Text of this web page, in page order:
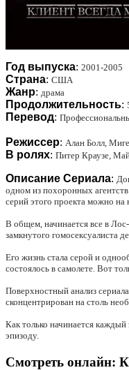
Год выпуска: 2001-2005
Страна: США
Жанр: драма
Продолжительность:
Перевод:
Режиссер: Алан Болл,
В ролях: Питер Краузе,
Описание Сериала:
одном из похоронных
серий этого проекта можно
В общем, начинается все в
замкнутого гомосексуалиста
Его жизнь стала серой и
состоялось в самолете. Вот
Поверхностный анализ
сконцентрирован на столь
Как только начинается
эпизоду.
Смотреть онлайн: